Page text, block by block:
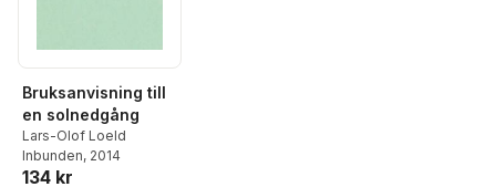
Bruksanvisning till
en solnedgång
Lars-Olof Loeld
Inbunden, 2014
134 kr